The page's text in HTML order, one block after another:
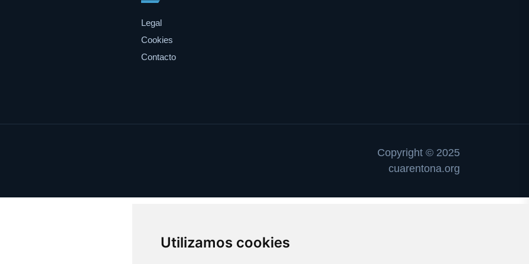
Utilizamos cookies
Legal
Cookies
Contacto
Copyright © 2025
cuarentona.org